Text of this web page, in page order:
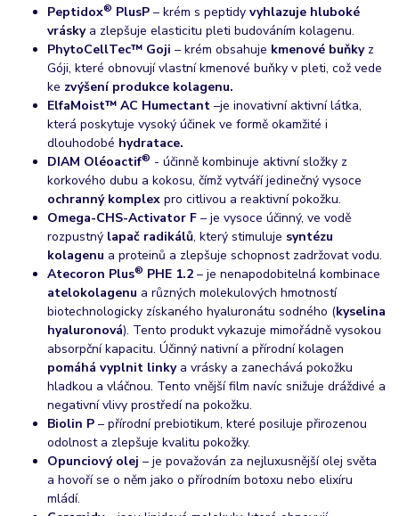
Peptidox® PlusP – krém s peptidyvyhlazuje hluboké
vráskya zlepšuje elasticitu pleti budováním kolagenu.
PhytoCellTec™ Goji – krém obsahuje kmenové buňkyz
Góji, které obnovují vlastní kmenové buňky v pleti, což vede
ke zvýšení produkce kolagenu.
ElfaMoist™ AC Humectant –je inovativní aktivní látka,
která poskytuje vysoký účinek ve formě okamžité i
dlouhodobé hydratace.
DIAM Oléoactif® - účinně kombinuje aktivní složky z
korkového dubu a kokosu, čímž vytváří jedinečný vysoce
ochranný komplex pro citlivou a reaktivní pokožku.
Omega-CHS-Activator F – je vysoce účinný, ve vodě
rozpustný lapač radikálů, který stimuluje syntézu
kolagenu a proteinů a zlepšuje schopnost zadržovat vodu.
Atecoron Plus® PHE 1.2 – je nenapodobitelná kombinace
atelokolagenu a různých molekulových hmotností
biotechnologicky získaného hyaluronátu sodného (kyselina
hyaluronová). Tento produkt vykazuje mimořádně vysokou
absorpční kapacitu. Účinný nativní a přírodní kolagen
pomáhá vyplnit linkya vrásky a zanechává pokožku
hladkou a vláčnou. Tento vnější film navíc snižuje dráždivé a
negativní vlivy prostředí na pokožku.
Biolin P – přírodní prebiotikum, které posiluje přirozenou
odolnost a zlepšuje kvalitu pokožky.
Opunciový olej– je považován za nejluxusnější olej světa
a hovoří se o něm jako o přírodním botoxu nebo elixíru
mládí.